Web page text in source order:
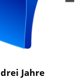
Jahre